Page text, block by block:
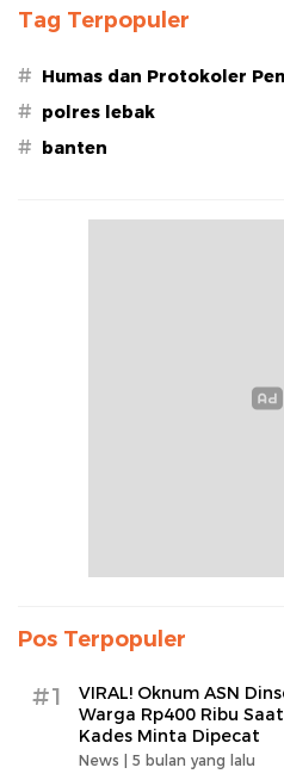
Tag Terpopuler
# Humas dan Protokoler
# polres lebak
# banten
Pos Terpopuler
#1
VIRAL! Oknum ASN
Warga Rp400 Ribu
Kades Minta Dipecat
News | 5 bulan yang lalu